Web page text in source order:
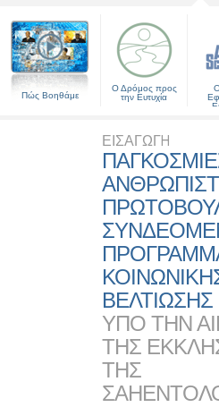
Πώς Βοηθάμε
Ο Δρόμος προς
την Ευτυχία
ΕΙΣΑΓΩΓН
ΒΕΛΤΙΩΣΗΣ
ΥΠΟ ΤΗΝ
ΤΗΣ
ΤΗΣ